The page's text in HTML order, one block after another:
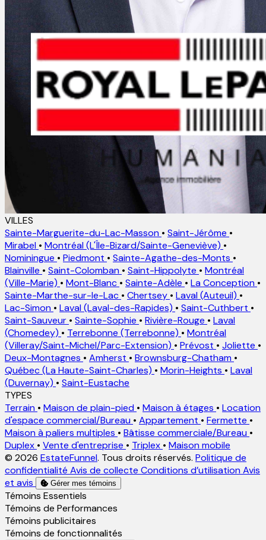
VILLES
Sainte-Marguerite-du-Lac-Masson • Saint-Jérôme •
Mirabel • Montréal (L'Île-Bizard/Sainte-Geneviève) •
Nominingue • Piedmont • Sainte-Agathe-des-Monts •
Blainville • Saint-Colomban • Saint-Hippolyte • Montréal
(Ville-Marie) • Mont-Blanc • Sainte-Adèle • La Conception •
Sainte-Marthe-sur-le-Lac • Chertsey • Laval (Auteuil) •
Lac-Simon • Laval (Laval-des-Rapides) • Saint-Cuthbert •
Saint-Sauveur • Sainte-Sophie • Rivière-Rouge • Laval
(Chomedey) • Terrebonne (Terrebonne) • Montréal
(Villeray/Saint-Michel/Parc-Extension) • Prévost • Joliette •
Deux-Montagnes • Amherst • Brownsburg-Chatham •
Québec (La Haute-Saint-Charles) • Morin-Heights • Laval
(Duvernay) • Saint-Eustache
TYPES
Terrain • Maison de plain-pied • Maison à étages • Location
d'espace commercial/Bureau • Appartement • Fermette •
Maison à paliers multiples • Bâtisse commerciale/Bureau •
Duplex • Vente d'entreprise • Triplex • Maison mobile
© 2026 EstateFunnel. Tous droits réservés. Politique de
confidentialité Avis de collecte Conditions d’utilisation Avis
et avis
Gérer mes témoins
Activer
Témoins Essentiels
Activer
Témoins de Performances
Activer
Témoins publicitaires
Activer
Témoins de fonctionnalités